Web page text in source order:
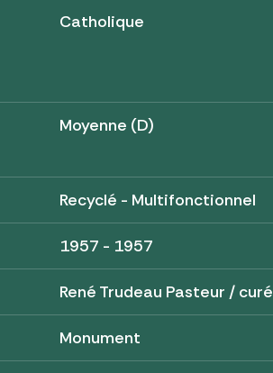
Catholique
Moyenne (D)
Recyclé - Multifonctionnel
1957 - 1957
René Trudeau Pasteur / curé
Monument